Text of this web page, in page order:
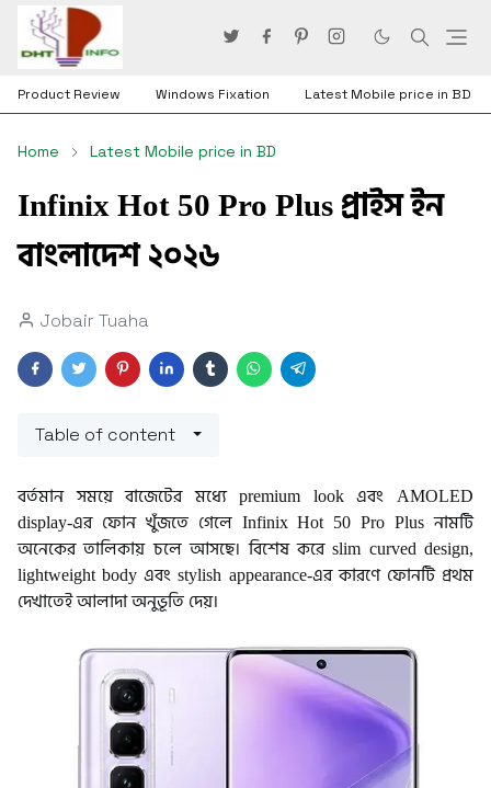
Product Review Windows Fixation Latest Mobile price in BD
Home Latest Mobile price in BD
Infinix Hot 50 Pro Plus প্রাইস ইন
বাংলাদেশ ২০২৬
Jobair Tuaha
Table of content
বর্তমান সময়ে বাজেটের মধ্যে premium look এবং AMOLED
display-এর ফোন খুঁজতে গেলে Infinix Hot 50 Pro Plus নামটি
অনেকের তালিকায় চলে আসছে। বিশেষ করে slim curved design,
lightweight body এবং stylish appearance-এর কারণে ফোনটি প্রথম
দেখাতেই আলাদা অনুভূতি দেয়।